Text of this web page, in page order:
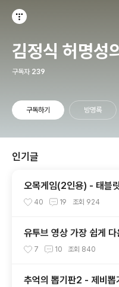
김정식 허명성
구독자 239
구독하기 방명록
인기글
오목게임(2인용) - 태블
40 19 조회 924
유투브 영상 가장 쉽게
만 추가)
7 10 조회 840
추억의 뽑기판2 - 제비뽑